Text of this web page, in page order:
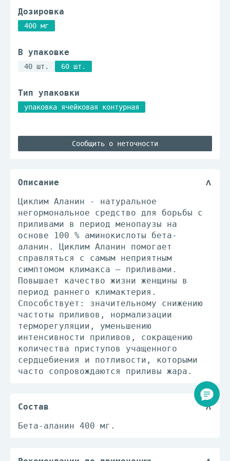
Дозировка
400 мг
В упаковке
40 шт. 60 шт.
Тип упаковки
упаковка ячейковая контурная
Сообщить о неточности
Описание
Циклим Аланин - натуральное
негормональное средство для борьбы с
приливами в период менопаузы на
основе 100 % аминокислоты бета-
аланин. Циклим Аланин помогает
справляться с самым неприятным
симптомом климакса – приливами.
Повышает качество жизни женщины в
период раннего климактерия.
Способствует: значительному снижению
частоты приливов, нормализации
терморегуляции, уменьшению
интенсивности приливов, сокращению
количества приступов учащенного
сердцебиения и потливости, которыми
часто сопровождаются приливы жара.
Состав
Бета-аланин 400 мг.